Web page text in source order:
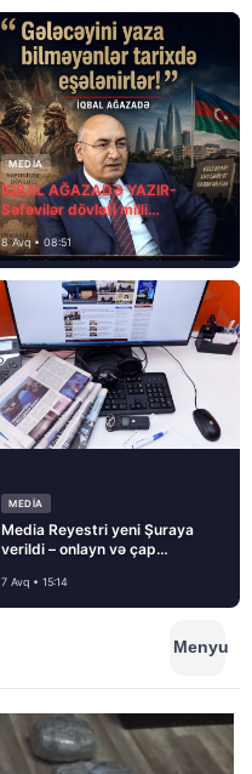
MEDİA
İQBAL AĞAZADƏ YAZIR-
Səfəvilər dövləti milli
dövlətdirmi?
8 Avq • 08:51
MEDİA
Media Reyestri yeni Şuraya
verildi – onlayn və çap
7 Avq • 15:14
Menyu